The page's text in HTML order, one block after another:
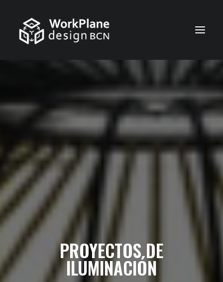
ESPAÑOL
INICIO
QUIÉNES SOMOS
NOTICIAS
SERVICIOS
TRABAJOS
CONTACTO
SUSCRÍBETE A LA WORKPLANE NEWS!
PROYECTOS DE
ILUMINACIÓN